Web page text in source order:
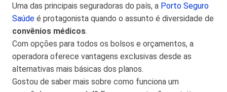
Uma das principais seguradoras do país, a Porto Seguro
Saúde é protagonista quando o assunto é diversidade de
convênios médicos.
Com opções para todos os bolsos e orçamentos, a
operadora oferece vantagens exclusivas desde as
alternativas mais básicas dos planos.
Gostou de saber mais sobre como funciona um